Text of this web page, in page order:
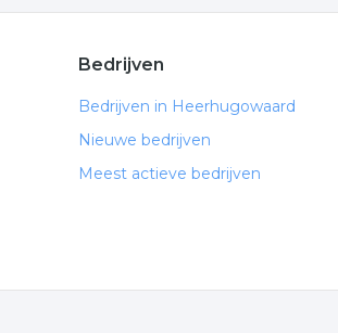
Bedrijven
Bedrijven in Heerhugowaard
Nieuwe bedrijven
Meest actieve bedrijven